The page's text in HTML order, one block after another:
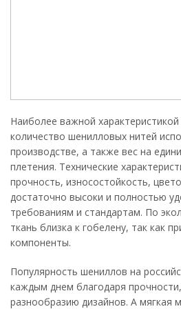
Наиболее важной
количество шенилловых нитей
производстве, а также вес на
плетения. Технические
прочность, износостойкость,
достаточно высоки и полностью
требованиям и стандартам. По
ткань близка к гобелену, так как
компоненты.
Популярность шениллов на
каждым днем благодаря
разнообразию дизайнов. А мягкая